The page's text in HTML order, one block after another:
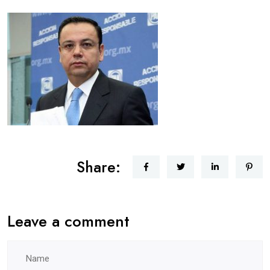
Share:
Leave a comment